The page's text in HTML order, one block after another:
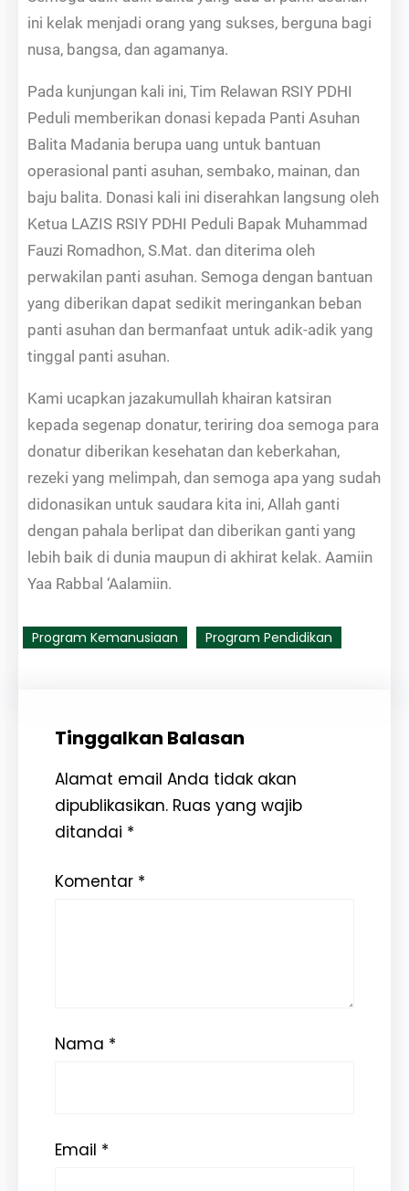
ini kelak menjadi orang yang sukses, berguna bagi
nusa, bangsa, dan agamanya.
Pada kunjungan kali ini, Tim Relawan RSIY PDHI
Peduli memberikan donasi kepada Panti Asuhan
Balita Madania berupa uang untuk bantuan
operasional panti asuhan, sembako, mainan, dan
baju balita. Donasi kali ini diserahkan langsung oleh
Ketua LAZIS RSIY PDHI Peduli Bapak Muhammad
Fauzi Romadhon, S.Mat. dan diterima oleh
perwakilan panti asuhan. Semoga dengan bantuan
yang diberikan dapat sedikit meringankan beban
panti asuhan dan bermanfaat untuk adik-adik yang
tinggal panti asuhan.
Kami ucapkan jazakumullah khairan katsiran
kepada segenap donatur, teriring doa semoga para
donatur diberikan kesehatan dan keberkahan,
rezeki yang melimpah, dan semoga apa yang sudah
didonasikan untuk saudara kita ini, Allah ganti
dengan pahala berlipat dan diberikan ganti yang
lebih baik di dunia maupun di akhirat kelak. Aamiin
Yaa Rabbal ‘Aalamiin.
Program Kemanusiaan Program Pendidikan
Tinggalkan Balasan
Alamat email Anda tidak akan
dipublikasikan. Ruas yang wajib
ditandai *
Komentar *
Nama *
Email *